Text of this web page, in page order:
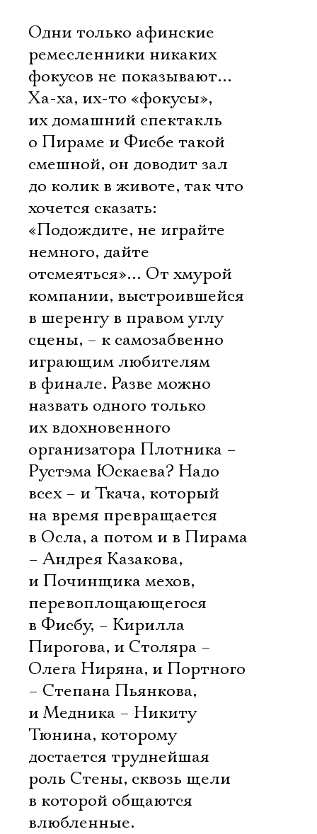
Одни только афинские
ремесленники никаких
фокусов не показывают…
Ха-ха, их-то «фокусы»,
их домашний спектакль
о Пираме и Фисбе такой
смешной, он доводит зал
до колик в животе, так что
хочется сказать:
«Подождите, не играйте
немного, дайте
отсмеяться»… От хмурой
компании, выстроившейся
в шеренгу в правом углу
сцены, – к самозабвенно
играющим любителям
в финале. Разве можно
назвать одного только
их вдохновенного
организатора Плотника –
Рустэма Юскаева? Надо
всех – и Ткача, который
на время превращается
в Осла, а потом и в Пирама
– Андрея Казакова,
и Починщика мехов,
перевоплощающегося
в Фисбу, – Кирилла
Пирогова, и Столяра –
Олега Ниряна, и Портного
– Степана Пьянкова,
и Медника – Никиту
Тюнина, которому
достается труднейшая
роль Стены, сквозь щели
в которой общаются
влюбленные.
Электропочта
Имя
Ознакомиться